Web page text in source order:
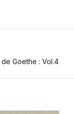
Goethe : Vol.4